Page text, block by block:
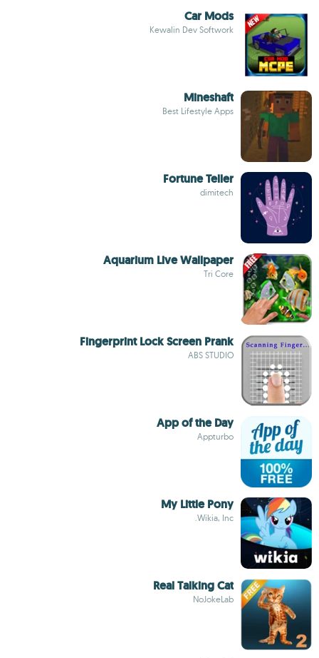
Car Mods
Kewalin Dev Softwork
Mineshaft
Best Lifestyle Apps
Fortune Teller
dimitech
Aquarium Live Wallpaper
Tri Core
Fingerprint Lock Screen Prank
ABS STUDIO
App of the Day
Appturbo
My Little Pony
Wikia, Inc.
Real Talking Cat
NoJokeLab